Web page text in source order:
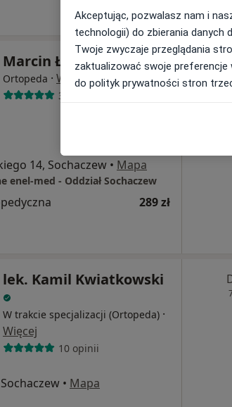
Marcin Łabędzki
Ortopeda · Więcej
3 opinie
14, Sochaczew • Mapa
enel-med - Oddział Sochaczew
289 zł
lek. Kamil Kwiatkowski
W trakcie specjalizacji (Ortopeda) ·
Więcej
10 opinii
• Mapa
Akceptując, pozwalasz nam i
technologii) do zbierania
Twoje zwyczaje przeglądania
zaktualizować swoje preferencje
do polityk prywatności stron